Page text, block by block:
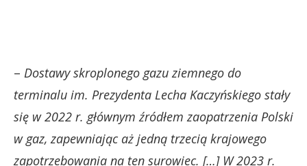
– Dostawy skroplonego gazu ziemnego do
terminalu im. Prezydenta Lecha Kaczyńskiego stały
się w 2022 r. głównym źródłem zaopatrzenia Polski
w gaz, zapewniając aż jedną trzecią krajowego
zapotrzebowania na ten surowiec. […] W 2023 r.